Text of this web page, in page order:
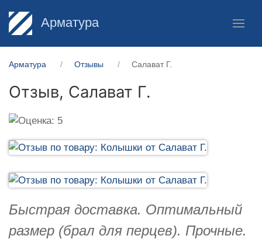
Арматура
Арматура Отзывы Салават Г.
Отзыв, Салават Г.
Быстрая доставка. Оптимальный
размер (брал для перцев). Прочные.